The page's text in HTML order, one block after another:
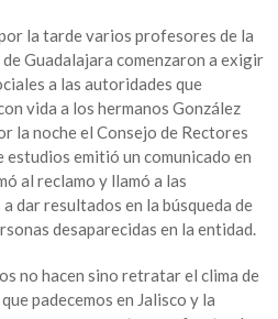
la tarde varios profesores de la
Guadalajara comenzaron a exigir
a las autoridades que
vida a los hermanos González
la noche el Consejo de Rectores
estudios emitió un comunicado en
al reclamo y llamó a las
dar resultados en la búsqueda de
desaparecidas en la entidad.
no hacen sino retratar el clima de
padecemos en Jalisco y la